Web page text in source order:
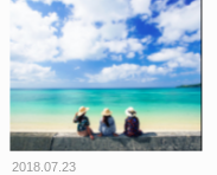
2018.07.23